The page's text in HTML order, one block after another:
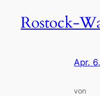
Rostock-
Apr.
von